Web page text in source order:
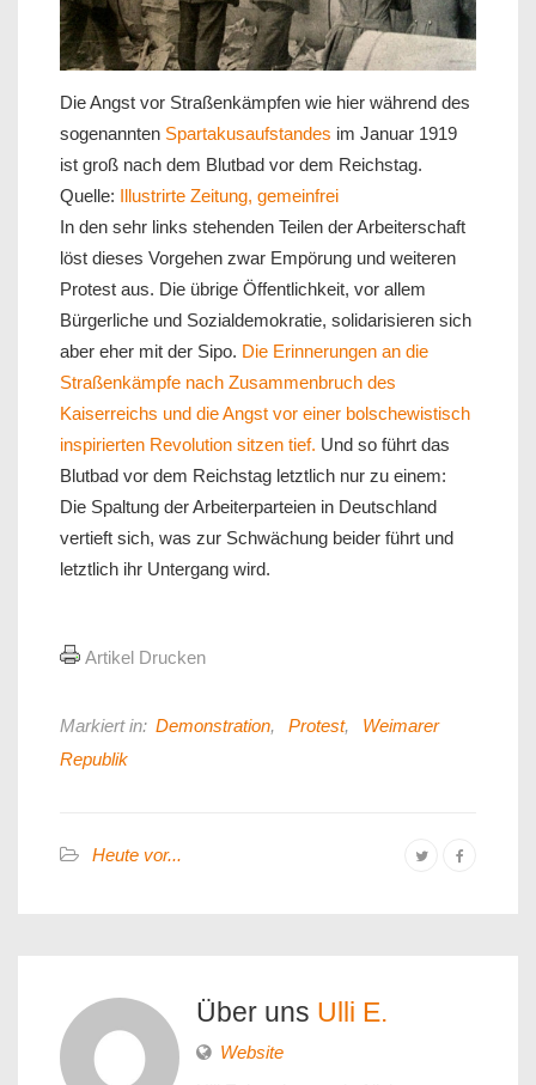
Die Angst vor Straßenkämpfen wie hier während des
sogenannten Spartakusaufstandes im Januar 1919
ist groß nach dem Blutbad vor dem Reichstag.
Quelle: Illustrirte Zeitung, gemeinfrei
In den sehr links stehenden Teilen der Arbeiterschaft
löst dieses Vorgehen zwar Empörung und weiteren
Protest aus. Die übrige Öffentlichkeit, vor allem
Bürgerliche und Sozialdemokratie, solidarisieren sich
aber eher mit der Sipo. Die Erinnerungen an die
Straßenkämpfe nach Zusammenbruch des
Kaiserreichs und die Angst vor einer bolschewistisch
inspirierten Revolution sitzen tief. Und so führt das
Blutbad vor dem Reichstag letztlich nur zu einem:
Die Spaltung der Arbeiterparteien in Deutschland
vertieft sich, was zur Schwächung beider führt und
letztlich ihr Untergang wird.
Artikel Drucken
Markiert in: Demonstration, Protest,
Weimarer
Republik
Heute vor...
Über uns Ulli E.
Website